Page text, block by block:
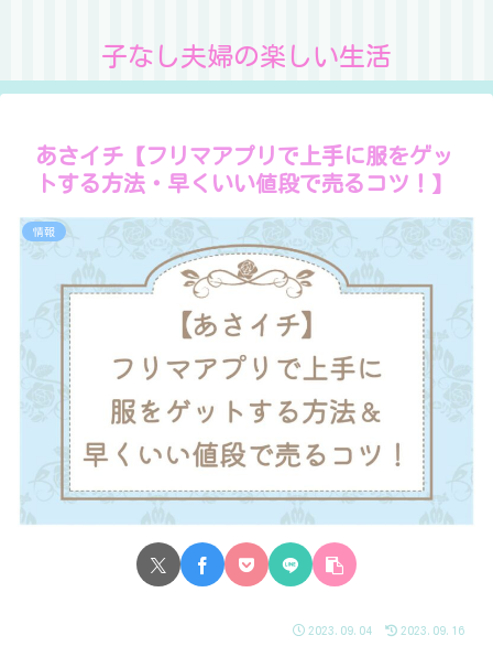
子なし夫婦の楽しい生活
あさイチ【フリマアプリで上手に服をゲッ
トする方法・早くいい値段で売るコツ！】
情報
2023.09.04 2023.09.16